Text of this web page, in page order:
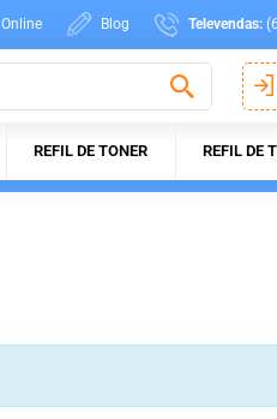
Online Blog Televendas:
REFIL DE TONER REFIL DE